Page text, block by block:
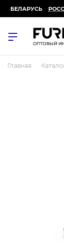
БЕЛАРУСЬ
Главная